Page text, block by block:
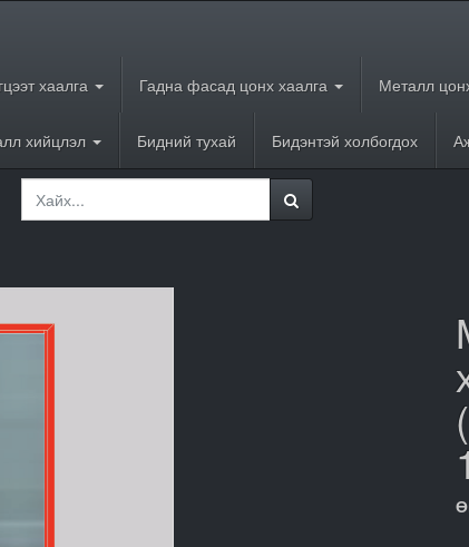
хаалга Гадна фасад цонх хаалга Металл
хийцлэл Бидний тухай Бидэнтэй холбогдох